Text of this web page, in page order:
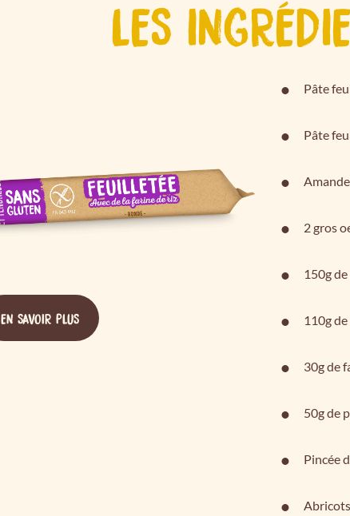
LES
EN SAVOIR PLUS
Pâte
Pâte
2 gros
150g
110g
30g de
50g de
Pincée
Abricots